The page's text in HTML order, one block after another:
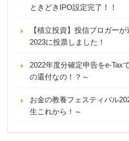
ときどきIPO設定完了！！
【積立投資】投信ブロガー
2023に投票しました！
2022年度分確定申告をe-Tax
の還付なの！？～
お金の教養フェスティバル
生これから！～